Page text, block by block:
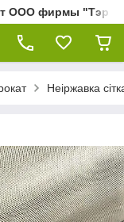
ООО фирмы "Тэра"
Неіржавка